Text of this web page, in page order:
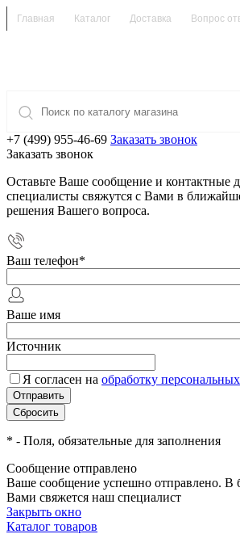
Главная Каталог Доставка Вопрос
+7 (499) 955-46-69 Заказать звонок
Заказать звонок
Оставьте Ваше сообщение и контактные
специалисты свяжутся с Вами в
решения Вашего вопроса.
Ваш телефон*
Ваше имя
Источник
Я согласен на обработку
* - Поля, обязательные для заполнения
Сообщение отправлено
Ваше сообщение успешно отправлено. В
Вами свяжется наш специалист
Закрыть окно
Каталог товаров